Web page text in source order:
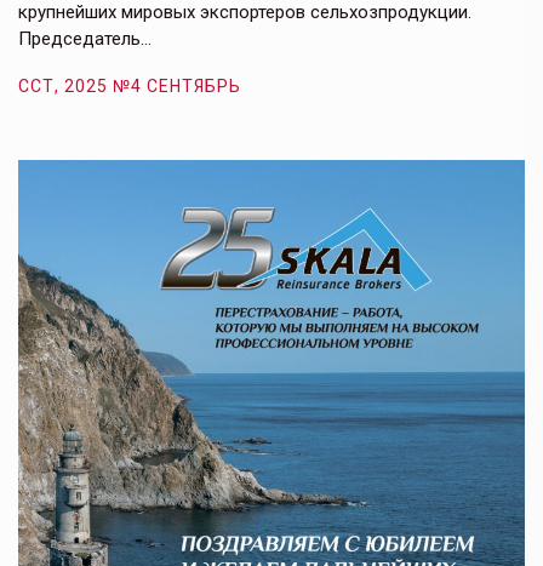
крупнейших мировых экспортеров сельхозпродукции.
Председатель…
ССТ, 2025 №4 СЕНТЯБРЬ